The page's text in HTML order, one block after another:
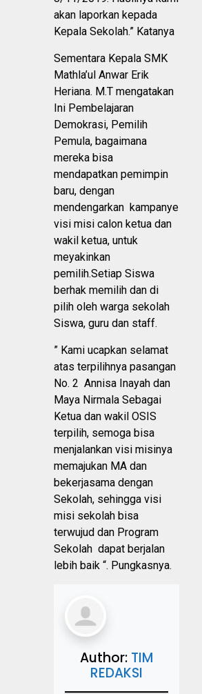
akan laporkan kepada
Kepala Sekolah.” Katanya
Sementara Kepala SMK
Mathla’ul Anwar Erik
Heriana. M.T mengatakan
Ini Pembelajaran
Demokrasi, Pemilih
Pemula, bagaimana
mereka bisa
mendapatkan pemimpin
baru, dengan
mendengarkan kampanye
visi misi calon ketua dan
wakil ketua, untuk
meyakinkan
pemilih.Setiap Siswa
berhak memilih dan di
pilih oleh warga sekolah
Siswa, guru dan staff.
” Kami ucapkan selamat
atas terpilihnya pasangan
No. 2 Annisa Inayah dan
Maya Nirmala Sebagai
Ketua dan wakil OSIS
terpilih, semoga bisa
menjalankan visi misinya
memajukan MA dan
bekerjasama dengan
Sekolah, sehingga visi
misi sekolah bisa
terwujud dan Program
Sekolah dapat berjalan
lebih baik “. Pungkasnya.
Author: TIM
REDAKSI